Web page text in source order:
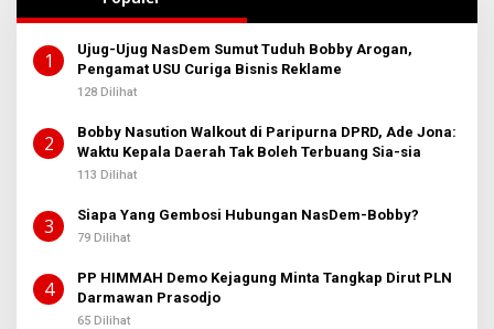
1
Ujug-Ujug NasDem Sumut Tuduh Bobby Arogan,
Pengamat USU Curiga Bisnis Reklame
128 Dilihat
2
Bobby Nasution Walkout di Paripurna DPRD, Ade Jona:
Waktu Kepala Daerah Tak Boleh Terbuang Sia-sia
113 Dilihat
3 Siapa Yang Gembosi Hubungan NasDem-Bobby?
79 Dilihat
4
PP HIMMAH Demo Kejagung Minta Tangkap Dirut PLN
Darmawan Prasodjo
65 Dilihat